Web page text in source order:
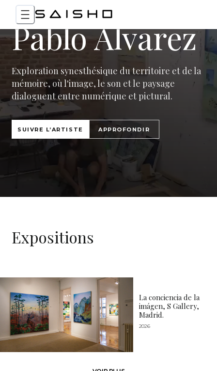
Pablo Álvarez
Exploration synesthésique du territoire et de la
mémoire, où l'image, le son et le paysage
dialoguent entre numérique et pictural.
SUIVRE L’ARTISTE APPROFONDIR
Expositions
La conciencia de la
imágen, S Gallery,
Madrid.
2026